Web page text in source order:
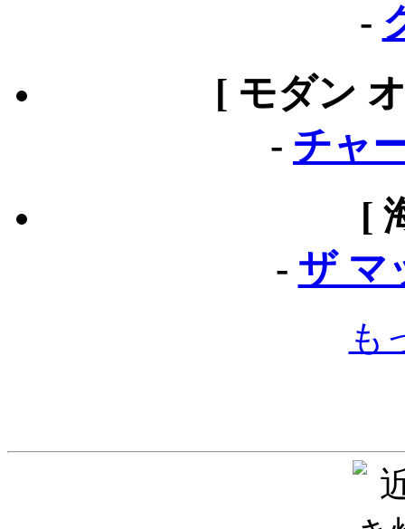
-
[ モダン
- チャ
[
- ザ
も